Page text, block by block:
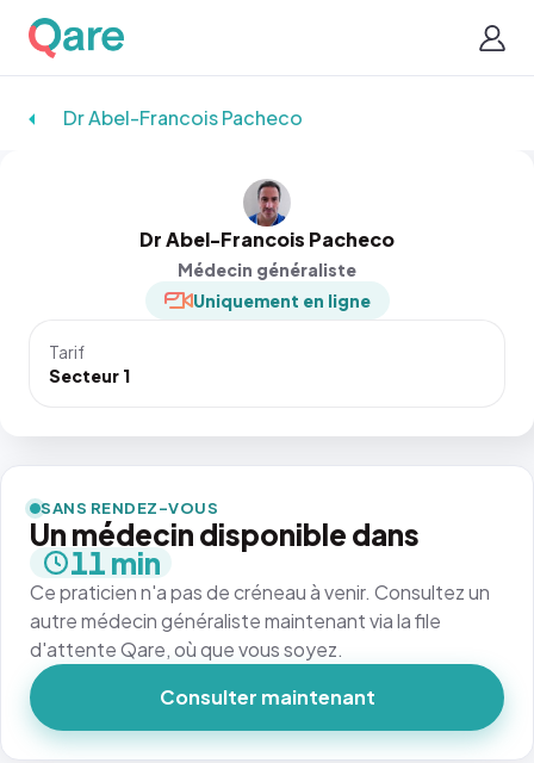
Dr Abel-Francois Pacheco
Dr Abel-Francois Pacheco
Médecin généraliste
Uniquement en ligne
Tarif
Secteur 1
SANS RENDEZ-VOUS
Un médecin disponible dans
11 min
Ce praticien n'a pas de créneau à venir. Consultez un
autre médecin généraliste maintenant via la file
d'attente Qare, où que vous soyez.
Consulter maintenant